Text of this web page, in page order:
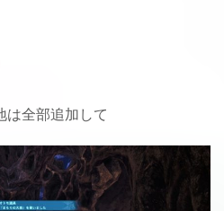
は全部追加して